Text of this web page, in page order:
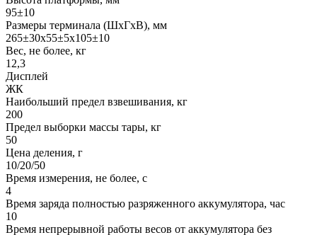
95±10
Размеры терминала (ШхГхВ), мм
265±30х55±5х105±10
Вес, не более, кг
12,3
Дисплей
ЖК
Наибольший предел взвешивания, кг
200
Предел выборки массы тары, кг
50
Цена деления, г
10/20/50
Время измерения, не более, с
4
Время заряда полностью разряженного аккумулятора, час
10
Время непрерывной работы весов от аккумулятора без